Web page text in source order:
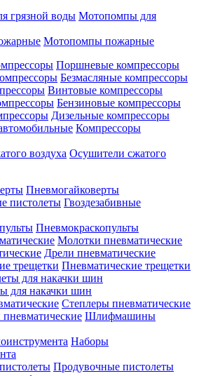
Мотопомпы для
Мотопомпы пожарные
Поршневые компрессоры
Безмасляные компрессоры
Винтовые компрессоры
Бензиновые компрессоры
Дизельные компрессоры
Компрессоры
Осушители сжатого
Пневмогайковерты
Гвоздезабивные
Пневмокраскопульты
Молотки пневматические
Дрели пневматические
Пневматические трещетки
для накачки шин
Степлеры пневматические
Шлифмашины
Наборы
Продувочные пистолеты